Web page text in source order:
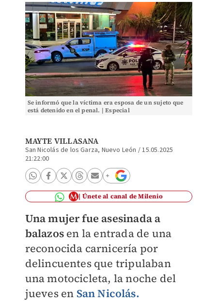
Se informó que la víctima era esposa de un sujeto que
está detenido en el penal. | Especial
MAYTE VILLASANA
San Nicolás de los Garza, Nuevo León /15.05.2025
21:22:00
Únete al canal de Milenio
Una mujer fue asesinada a
balazosen la entrada de una
reconocida carnicería por
delincuentes que tripulaban
una motocicleta, la noche del
jueves en San Nicolás.